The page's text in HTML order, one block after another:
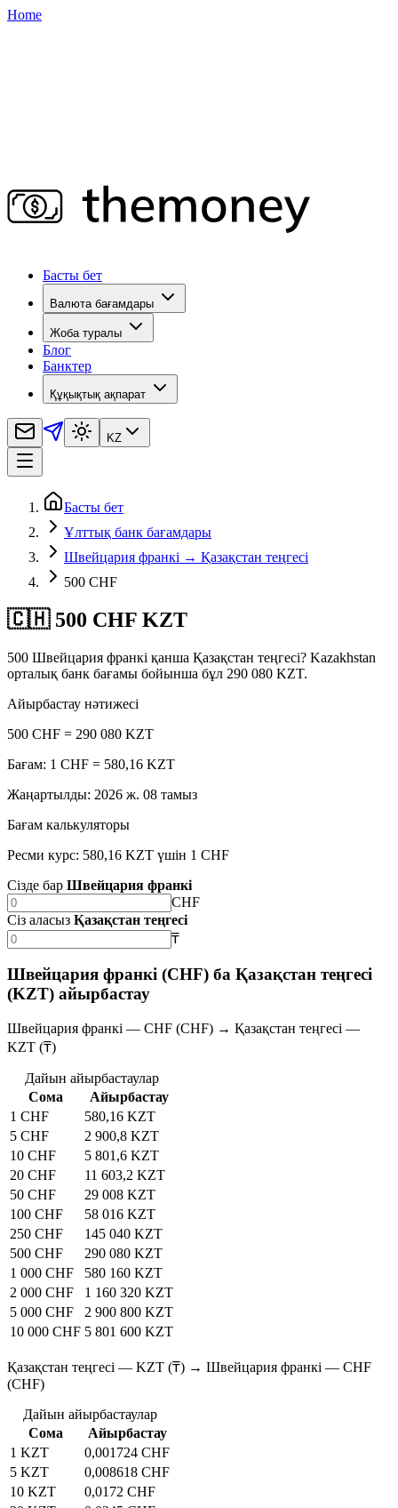
Home
Басты бет
Валюта бағамдары
Жоба туралы
Блог
Банктер
Құқықтық ақпарат
KZ
Басты бет
Ұлттық банк бағамдары
Швейцария франкі → Қазақстан теңгесі
500 CHF
🇨🇭 500 CHF KZT
500 Швейцария франкі қанша Қазақстан теңгесі? Kazakhstan
орталық банк бағамы бойынша бұл 290 080 KZT.
Айырбастау нәтижесі
500 CHF = 290 080 KZT
Бағам: 1 CHF = 580,16 KZT
Жаңартылды: 2026 ж. 08 тамыз
Бағам калькуляторы
Ресми курс: 580,16 KZT үшін 1 CHF
Сізде бар Швейцария франкі
CHF
Сіз аласыз Қазақстан теңгесі
₸
Швейцария франкі (CHF) ба Қазақстан теңгесі
(KZT) айырбастау
Швейцария франкі — CHF (CHF) → Қазақстан теңгесі —
KZT (₸)
Дайын айырбастаулар
Сома
Айырбастау
1 CHF
580,16 KZT
5 CHF
2 900,8 KZT
10 CHF
5 801,6 KZT
20 CHF
11 603,2 KZT
50 CHF
29 008 KZT
100 CHF
58 016 KZT
250 CHF
145 040 KZT
500 CHF
290 080 KZT
1 000 CHF
580 160 KZT
2 000 CHF
1 160 320 KZT
5 000 CHF
2 900 800 KZT
10 000 CHF 5 801 600 KZT
Қазақстан теңгесі — KZT (₸) → Швейцария франкі — CHF
(CHF)
Дайын айырбастаулар
Сома
Айырбастау
1 KZT
0,001724 CHF
5 KZT
0,008618 CHF
10 KZT
0,0172 CHF